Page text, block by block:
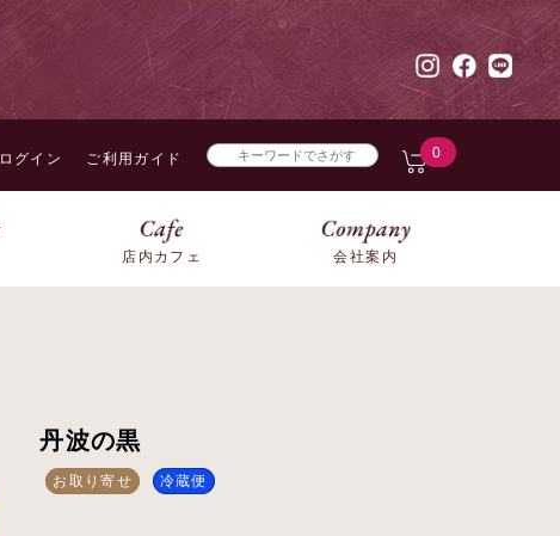
ログイン ご利用ガイド 0
店内カフェ 会社案内
丹波の黒
お取り寄せ 冷蔵便